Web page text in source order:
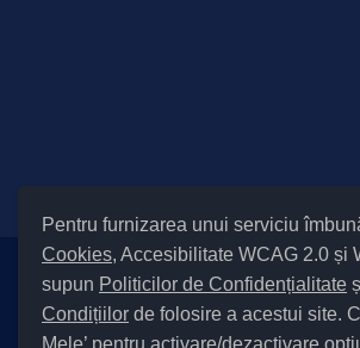
Pentru furnizarea unui serviciu
Cookies, Accesibilitate WCAG 2.0 și
supun Politicilor de Confidențialitate
Condițiilor de folosire a acestui site.
Mele’ pentru activare/dezactivare
Setări Cookies și
Informare cu privire la prelucrarea datelor